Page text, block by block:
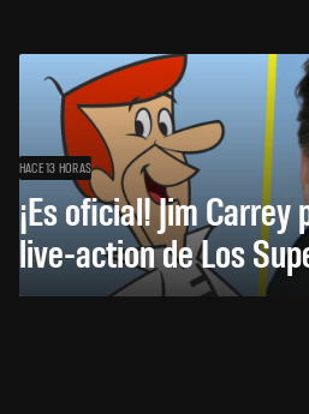
HACE 13 HORAS
¡Es oficial! Jim
live-action de Los